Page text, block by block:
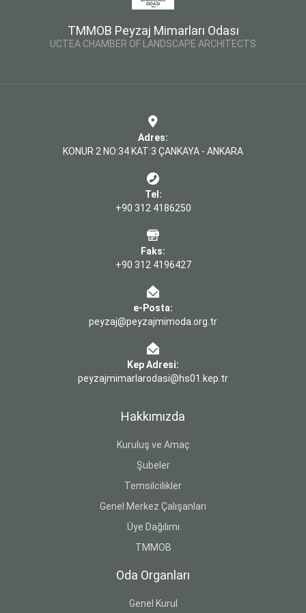
TMMOB Peyzaj Mimarları Odası
UCTEA CHAMBER OF LANDSCAPE ARCHITECTS
Adres:
KONUR 2 NO:34 KAT:3 ÇANKAYA - ANKARA
Tel:
+90 312 4186250
Faks:
+90 312 4196427
e-Posta:
peyzaj@peyzajmimoda.org.tr
Kep Adresi:
peyzajmimarlarodasi@hs01.kep.tr
Hakkımızda
Kuruluş ve Amaç
Şubeler
Temsilcilikler
Genel Merkez Çalışanları
Üye Dağılımı
TMMOB
Oda Organları
Genel Kurul